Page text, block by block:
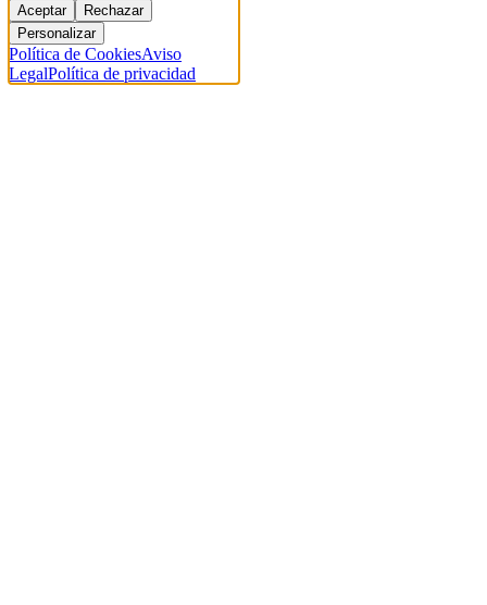
Aceptar
Rechazar
Personalizar
Política de CookiesAviso
LegalPolítica de privacidad